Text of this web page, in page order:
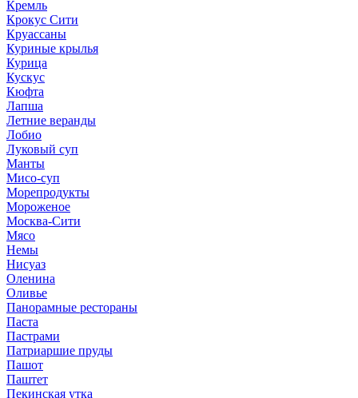
Кремль
Крокус Сити
Круассаны
Куриные крылья
Курица
Кускус
Кюфта
Лапша
Летние веранды
Лобио
Луковый суп
Манты
Мисо-суп
Морепродукты
Мороженое
Москва-Сити
Мясо
Немы
Нисуаз
Оленина
Оливье
Панорамные рестораны
Паста
Пастрами
Патриаршие пруды
Пашот
Паштет
Пекинская утка